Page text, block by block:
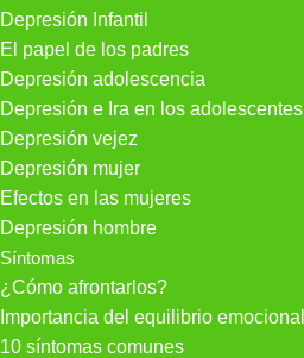
Depresión Infantil
El papel de los padres
Depresión adolescencia
Depresión e Ira en los adolescentes
Depresión vejez
Depresión mujer
Efectos en las mujeres
Depresión hombre
Síntomas
¿Cómo afrontarlos?
Importancia del equilibrio emocional
10 síntomas comunes